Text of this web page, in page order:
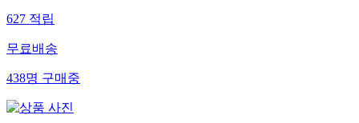
627적립
무료배송
438명구매중